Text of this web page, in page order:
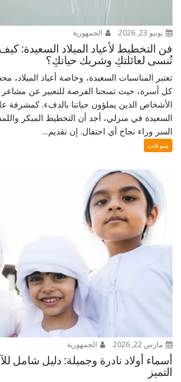
يونيو 23, 2026 الجمهورية
فن التخطيط لأعياد الميلاد السعيدة:
تُنسى لعائلتكِ وشريك حياتكِ؟
تعتبر المناسبات السعيدة، وخاصة أعياد
كل أسرة، حيث تمنحنا الفرصة للتعبير عن مشاعر
الأشخاص الذين يملؤون حياتنا بالدفء. كمشرفة
السعيدة في منزلي، أجد أن التخطيط المبكر
السر وراء نجاح أي احتفال. إن تقديم...
منوعات
مارس 22, 2026 الجمهورية
أسماء أولاد نادرة وجميلة: دليل شامل
التميز